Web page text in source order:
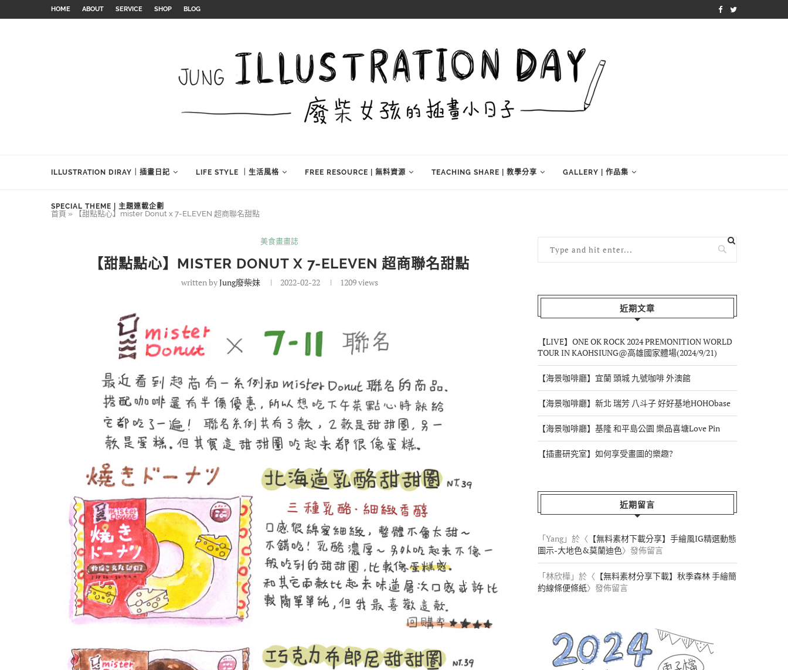
HOME ABOUT SERVICE SHOP BLOG
ILLUSTRATION DIRAY｜插畫日記 LIFE STYLE ｜生活風格 FREE RESOURCE | 無料資源 TEACHING SHARE | 教學分享 GALLERY | 作品集
SPECIAL THEME | 主題連載企劃
首頁 » 【甜點點心】mister Donut x 7-ELEVEN 超商聯名甜點
美食畫畫誌
【甜點點心】MISTER DONUT X 7-ELEVEN 超商聯名甜點
written byJung廢柴妹 2022-02-22 1209views
近期文章
【LIVE】ONE OK ROCK 2024 PREMONITION WORLD
TOUR IN KAOHSIUNG@高雄國家體場(2024/9/21)
【海景咖啡廳】宜蘭 頭城 九號咖啡 外澳館
【海景咖啡廳】新北 瑞芳 八斗子 好好基地HOHObase
【海景咖啡廳】基隆 和平島公園 樂品喜塘Love Pin
【插畫研究室】如何享受畫圖的樂趣?
近期留言
「Yang」於〈 【無料素材下載分享】手繪風IG精選動態
圖示-大地色&莫蘭迪色〉發佈留言
「林欣樺 」於〈 【無料素材分享下載】秋季森林 手繪簡
約線條便條紙〉發佈留言